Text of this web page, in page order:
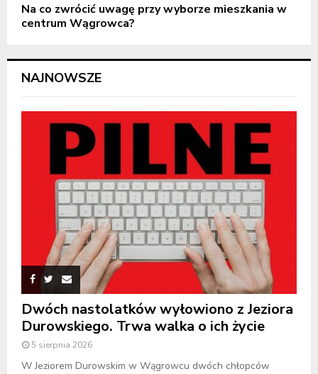
Na co zwrócić uwagę przy wyborze mieszkania w
centrum Wągrowca?
NAJNOWSZE
Dwóch nastolatków wyłowiono z Jeziora
Durowskiego. Trwa walka o ich życie
5 sierpnia 2026
W Jeziorem Durowskim w Wągrowcu dwóch chłopców